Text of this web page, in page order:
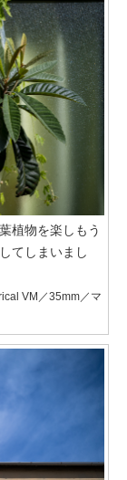
植物を楽しもう
てしまいまし
VM／35mm／マ